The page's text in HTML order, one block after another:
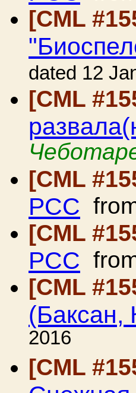
[CML
dated 12
[CML
[CML
РСС
[CML
РСС
[CML
(Баксан,
2016
[CML